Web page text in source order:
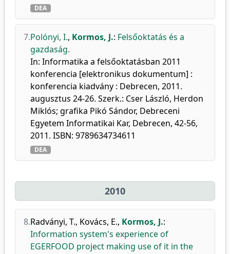
DEA
7.Polónyi, I., Kormos, J.: Felsőoktatás és a
gazdaság.
In: Informatika a felsőoktatásban 2011
konferencia [elektronikus dokumentum] :
konferencia kiadvány : Debrecen, 2011.
augusztus 24-26. Szerk.: Cser László, Herdon
Miklós; grafika Pikó Sándor, Debreceni
Egyetem Informatikai Kar, Debrecen, 42-56,
2011. ISBN: 9789634734611
DEA
2010
8.Radványi, T., Kovács, E., Kormos, J.:
Information system's experience of
EGERFOOD project making use of it in the